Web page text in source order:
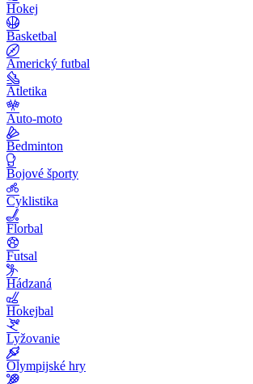
Hokej
Basketbal
Americký futbal
Atletika
Auto-moto
Bedminton
Bojové športy
Cyklistika
Florbal
Futsal
Hádzaná
Hokejbal
Lyžovanie
Olympijské hry